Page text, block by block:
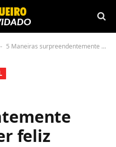
- 5 Maneiras surpreendentemente simples de ser feliz
feliz